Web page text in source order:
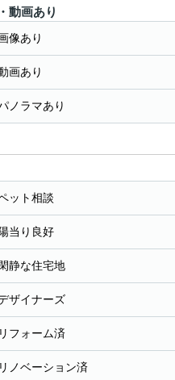
動画あり
像あり
画あり
ノラマあり
ット相談
当り良好
静な住宅地
ザイナーズ
リフォーム済
リノベーション済